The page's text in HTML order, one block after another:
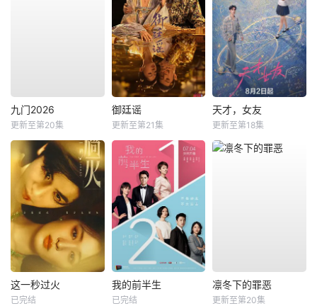
九门2026
更新至第20集
御廷谣
更新至第21集
天才，女友
更新至第18集
这一秒过火
已完结
我的前半生
已完结
凛冬下的罪恶
更新至第20集